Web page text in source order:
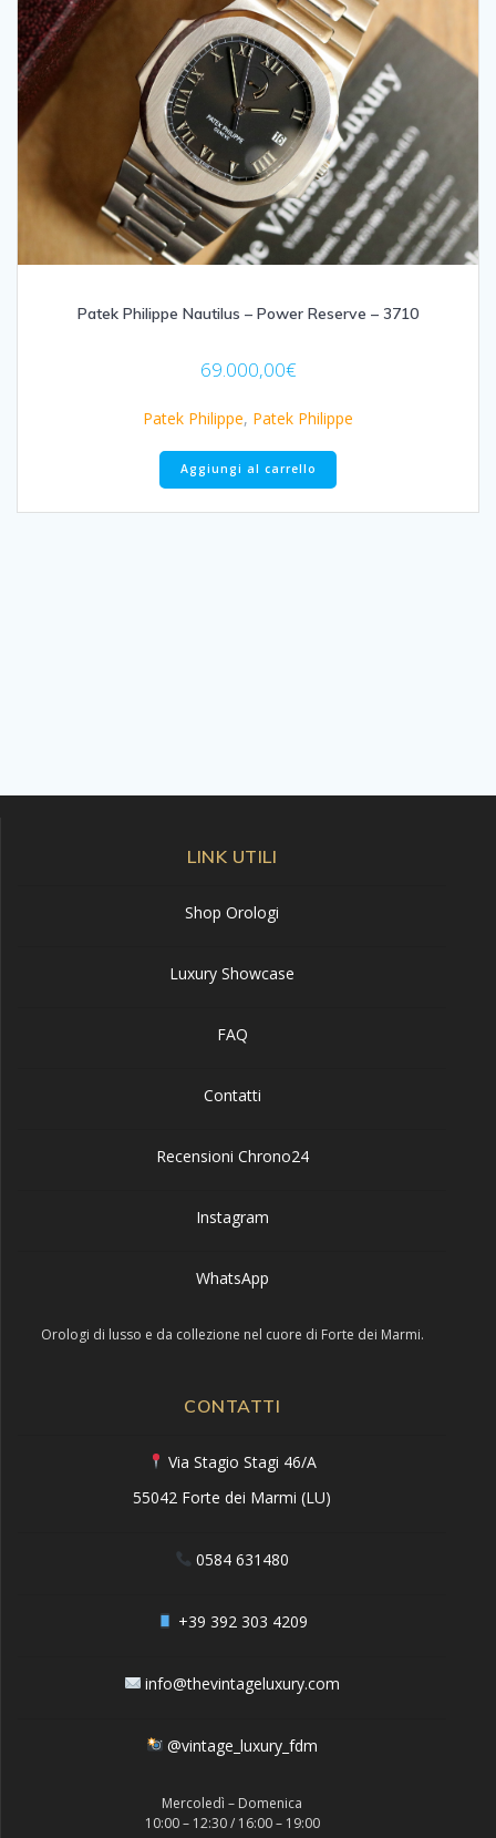
Patek Philippe Nautilus – Power Reserve – 3710
69.000,00€
Patek Philippe, Patek Philippe
Aggiungi al carrello
LINK UTILI
Shop Orologi
Luxury Showcase
FAQ
Contatti
Recensioni Chrono24
Instagram
WhatsApp
Orologi di lusso e da collezione nel cuore di Forte dei Marmi.
CONTATTI
Via Stagio Stagi 46/A
55042 Forte dei Marmi (LU)
0584 631480
+39 392 303 4209
info@thevintageluxury.com
@vintage_luxury_fdm
Mercoledì – Domenica
10:00 – 12:30 / 16:00 – 19:00